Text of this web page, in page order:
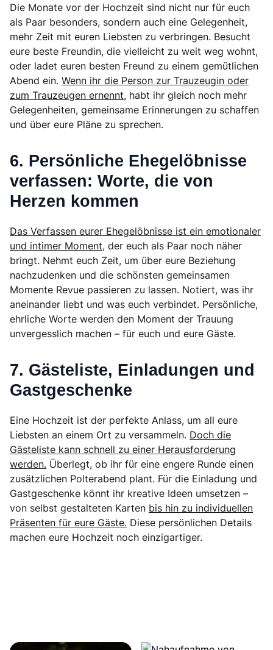
Die Monate vor der Hochzeit sind nicht nur für euch
als Paar besonders, sondern auch eine Gelegenheit,
mehr Zeit mit euren Liebsten zu verbringen. Besucht
eure beste Freundin, die vielleicht zu weit weg wohnt,
oder ladet euren besten Freund zu einem gemütlichen
Abend ein. Wenn ihr die Person zur Trauzeugin oder
zum Trauzeugen ernennt, habt ihr gleich noch mehr
Gelegenheiten, gemeinsame Erinnerungen zu schaffen
und über eure Pläne zu sprechen.
6. Persönliche Ehegelöbnisse
verfassen: Worte, die von
Herzen kommen
Das Verfassen eurer Ehegelöbnisse ist ein emotionaler
und intimer Moment, der euch als Paar noch näher
bringt. Nehmt euch Zeit, um über eure Beziehung
nachzudenken und die schönsten gemeinsamen
Momente Revue passieren zu lassen. Notiert, was ihr
aneinander liebt und was euch verbindet. Persönliche,
ehrliche Worte werden den Moment der Trauung
unvergesslich machen – für euch und eure Gäste.
7. Gästeliste, Einladungen und
Gastgeschenke
Eine Hochzeit ist der perfekte Anlass, um all eure
Liebsten an einem Ort zu versammeln. Doch die
Gästeliste kann schnell zu einer Herausforderung
werden. Überlegt, ob ihr für eine engere Runde einen
zusätzlichen Polterabend plant. Für die Einladung und
Gastgeschenke könnt ihr kreative Ideen umsetzen –
von selbst gestalteten Karten bis hin zu individuellen
Präsenten für eure Gäste. Diese persönlichen Details
machen eure Hochzeit noch einzigartiger.